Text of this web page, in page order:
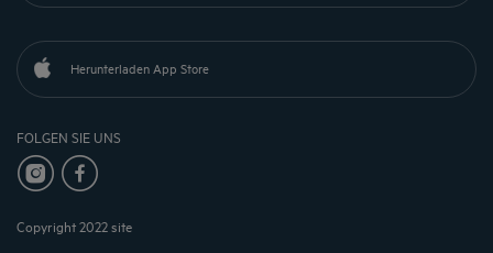
Herunterladen App Store
FOLGEN SIE UNS
Copyright 2022 site